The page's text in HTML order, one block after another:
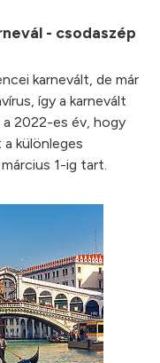
- csodaszép
karnevált, de már
így a karnevált
2022-es év, hogy
különleges
1-ig tart.